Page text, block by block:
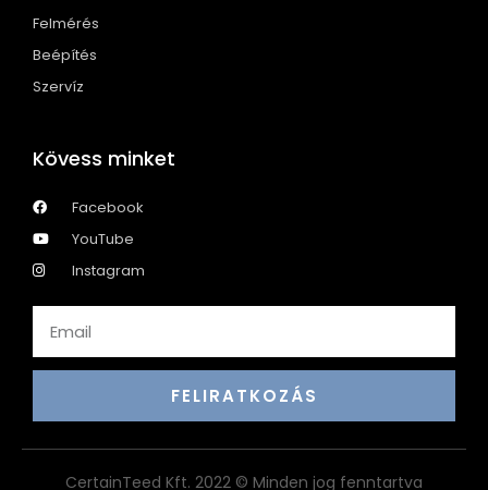
Felmérés
Beépítés
Szervíz
Kövess minket
Facebook
YouTube
Instagram
FELIRATKOZÁS
CertainTeed Kft. 2022 © Minden jog fenntartva